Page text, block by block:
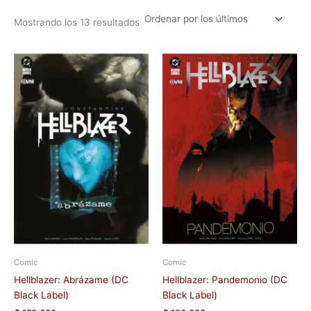
Mostrando los 13 resultados
Comic
Hellblazer: Abrázame (DC
Black Label)
Comic
Hellblazer: Pandemonio (DC
Black Label)